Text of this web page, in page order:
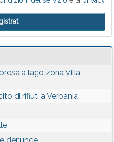
a lago zona Villa
di rifiuti a Verbania
denunce